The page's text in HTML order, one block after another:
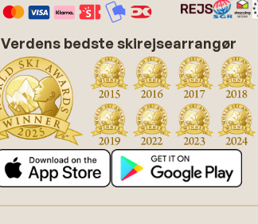
Verdens bedste skirejsearrangør